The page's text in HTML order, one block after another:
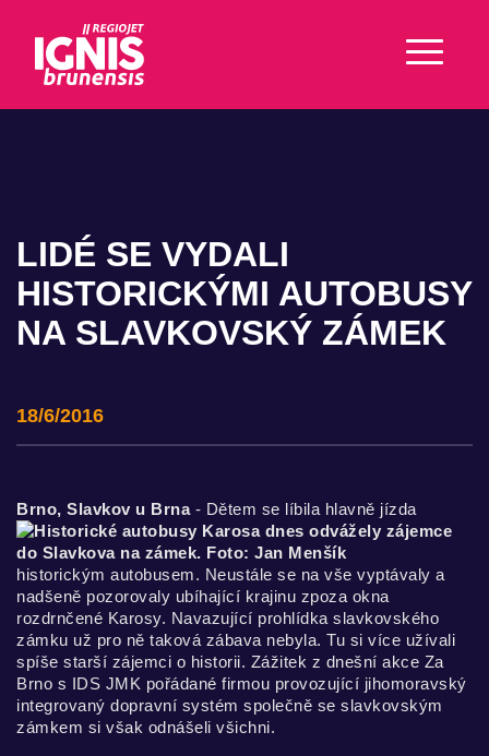
LIDÉ SE VYDALI
HISTORICKÝMI AUTOBUSY
NA SLAVKOVSKÝ ZÁMEK
18/6/2016
Brno, Slavkov u Brna - Dětem se líbila hlavně jízda
historickým autobusem. Neustále se na vše vyptávaly a
nadšeně pozorovaly ubíhající krajinu zpoza okna
rozdrnčené Karosy. Navazující prohlídka slavkovského
zámku už pro ně taková zábava nebyla. Tu si více užívali
spíše starší zájemci o historii. Zážitek z dnešní akce Za
Brno s IDS JMK pořádané firmou provozující jihomoravský
integrovaný dopravní systém společně se slavkovským
zámkem si však odnášeli všichni.